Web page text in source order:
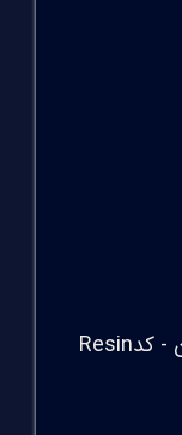
رزین پلی استر غیر اشباع ایران کیتون - کدResin